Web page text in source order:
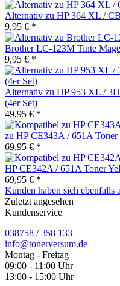
Alternativ zu HP 364 XL /
9,95 € *
Brother LC-123M Tinte
9,95 € *
Alternativ zu HP 953 XL /
(4er Set)
49,95 € *
zu HP CE343A / 651A Toner
69,95 € *
HP CE342A / 651A Toner
69,95 € *
Kunden haben sich ebenfalls
Zuletzt angesehen
Kundenservice
038758 / 358 133
info@tonerversum.de
Montag - Freitag
09:00 - 11:00 Uhr
13:00 - 15:00 Uhr